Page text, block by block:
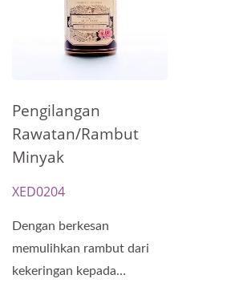
Pengilangan
Rawatan/Rambut
Minyak
XED0204
Dengan berkesan
memulihkan rambut dari
kekeringan kepada